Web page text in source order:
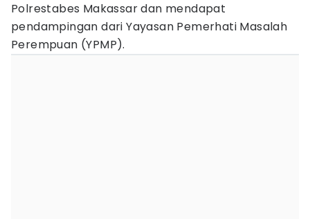
Polrestabes Makassar dan mendapat
pendampingan dari Yayasan Pemerhati Masalah
Perempuan (YPMP).